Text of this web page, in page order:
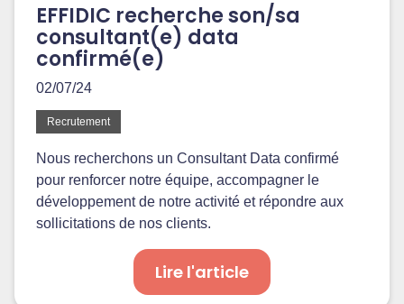
EFFIDIC recherche son/sa
consultant(e) data
confirmé(e)
02/07/24
Recrutement
Nous recherchons un Consultant Data confirmé
pour renforcer notre équipe, accompagner le
développement de notre activité et répondre aux
sollicitations de nos clients.
Lire l'article